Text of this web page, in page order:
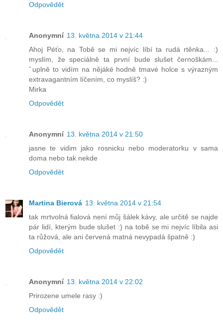
Odpovědět
Anonymní 13. května 2014 v 21:44
Ahoj Péťo, na Tobě se mi nejvíc líbí ta rudá rtěnka... :)
myslím, že speciálně ta první bude slušet černoškám...
ˇuplně to vidím na nějáké hodně tmavé holce s výrazným
extravagantním líčením, co myslíš? :)
Mirka
Odpovědět
Anonymní 13. května 2014 v 21:50
jasne te vidim jako rosnicku nebo moderatorku v sama
doma nebo tak nekde
Odpovědět
Martina Bierová 13. května 2014 v 21:54
tak mrtvolná fialová není můj šálek kávy, ale určitě se najde
pár lidí, kterým bude slušet :) na tobě se mi nejvíc líbila asi
ta růžová, ale ani červená matná nevypadá špatně :)
Odpovědět
Anonymní 13. května 2014 v 22:02
Prirozene umele rasy :)
Odpovědět